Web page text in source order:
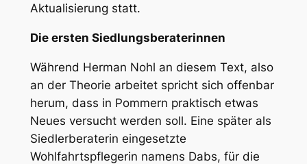
Aktualisierung statt.
Die ersten Siedlungsberaterinnen
Während Herman Nohl an diesem Text, also
an der Theorie arbeitet spricht sich offenbar
herum, dass in Pommern praktisch etwas
Neues versucht werden soll. Eine später als
Siedlerberaterin eingesetzte
Wohlfahrtspflegerin namens Dabs, für die